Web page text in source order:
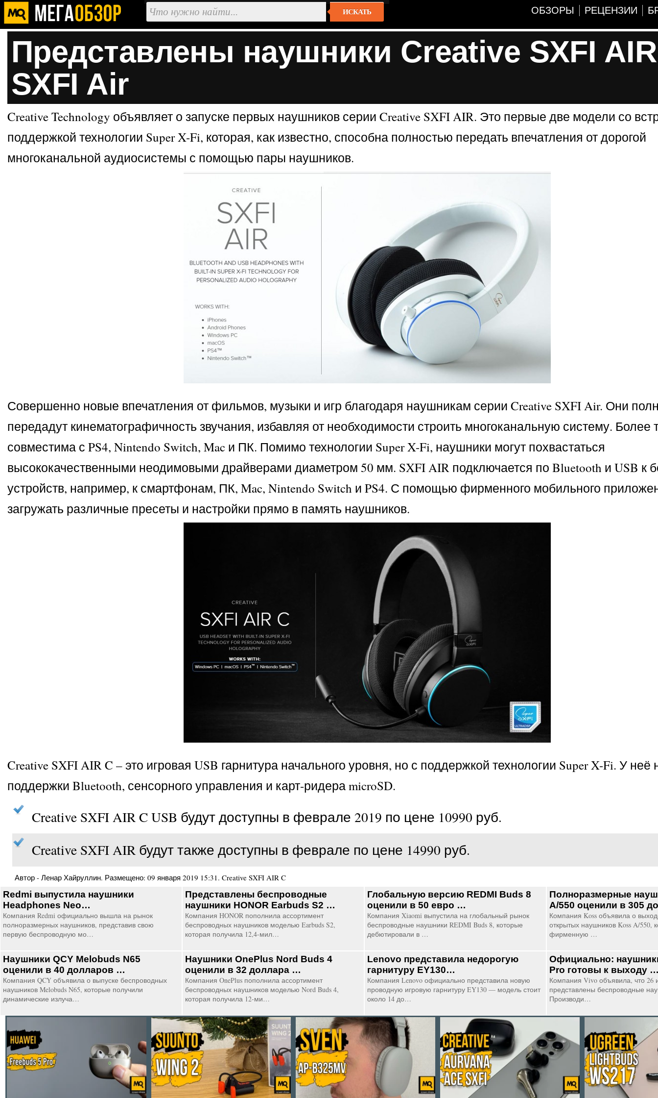
ИСКАТЬ ОБЗОРЫ РЕЦЕНЗИИ
Представлены наушники Creative SXFI
SXFI Air
Creative Technology объявляет о запуске первых наушников серии Creative SXFI AIR. Это первые две модели со
поддержкой технологии Super X-Fi, которая, как известно, способна полностью передать впечатления от дорогой
многоканальной аудиосистемы с помощью пары наушников.
Совершенно новые впечатления от фильмов, музыки и игр благодаря наушникам серии Creative SXFI Air. Они
передадут кинематографичность звучания, избавляя от необходимости строить многоканальную систему. Более
совместима с PS4, Nintendo Switch, Mac и ПК. Помимо технологии Super X-Fi, наушники могут похвастаться
высококачественными неодимовыми драйверами диаметром 50 мм. SXFI AIR подключается по Bluetooth и USB к
устройств, например, к смартфонам, ПК, Mac, Nintendo Switch и PS4. С помощью фирменного мобильного
загружать различные пресеты и настройки прямо в память наушников.
Creative SXFI AIR C – это игровая USB гарнитура начального уровня, но с поддержкой технологии Super X-Fi. У неё
поддержки Bluetooth, сенсорного управления и карт-ридера microSD.
Creative SXFI AIR C USB будут доступны в феврале 2019 по цене 10990 руб.
Creative SXFI AIR будут также доступны в феврале по цене 14990 руб.
Автор - Ленар Хайруллин. Размещено: 09 января 2019 15:31. Creative SXFI AIR C
Redmi выпустила наушники
Headphones Neo…
Компания Redmi официально вышла на рынок
полноразмерных наушников, представив свою
первую беспроводную мо…
Представлены беспроводные
наушники HONOR Earbuds S2 …
Компания HONOR пополнила ассортимент
беспроводных наушников моделью Earbuds S2,
которая получила 12,4-мил…
Глобальную версию REDMI Buds 8
оценили в 50 евро …
Компания Xiaomi выпустила на глобальный рынок
беспроводные наушники REDMI Buds 8, которые
дебютировали в …
Полноразмерные
A/550 оценили в 305
Компания Koss объявила о
открытых наушников Koss A/550,
фирменную …
Наушники QCY Melobuds N65
оценили в 40 долларов …
Компания QCY объявила о выпуске беспроводных
наушников Melobuds N65, которые получили
динамические излуча…
Наушники OnePlus Nord Buds 4
оценили в 32 доллара …
Компания OnePlus пополнила ассортимент
беспроводных наушников моделью Nord Buds 4,
которая получила 12-ми…
Lenovo представила недорогую
гарнитуру EY130…
Компания Lenovo официально представила новую
проводную игровую гарнитуру EY130 — модель стоит
около 14 до…
Официально:
Pro готовы к выходу
Компания Vivo объявила, что 26
представлены беспроводные
Производи…